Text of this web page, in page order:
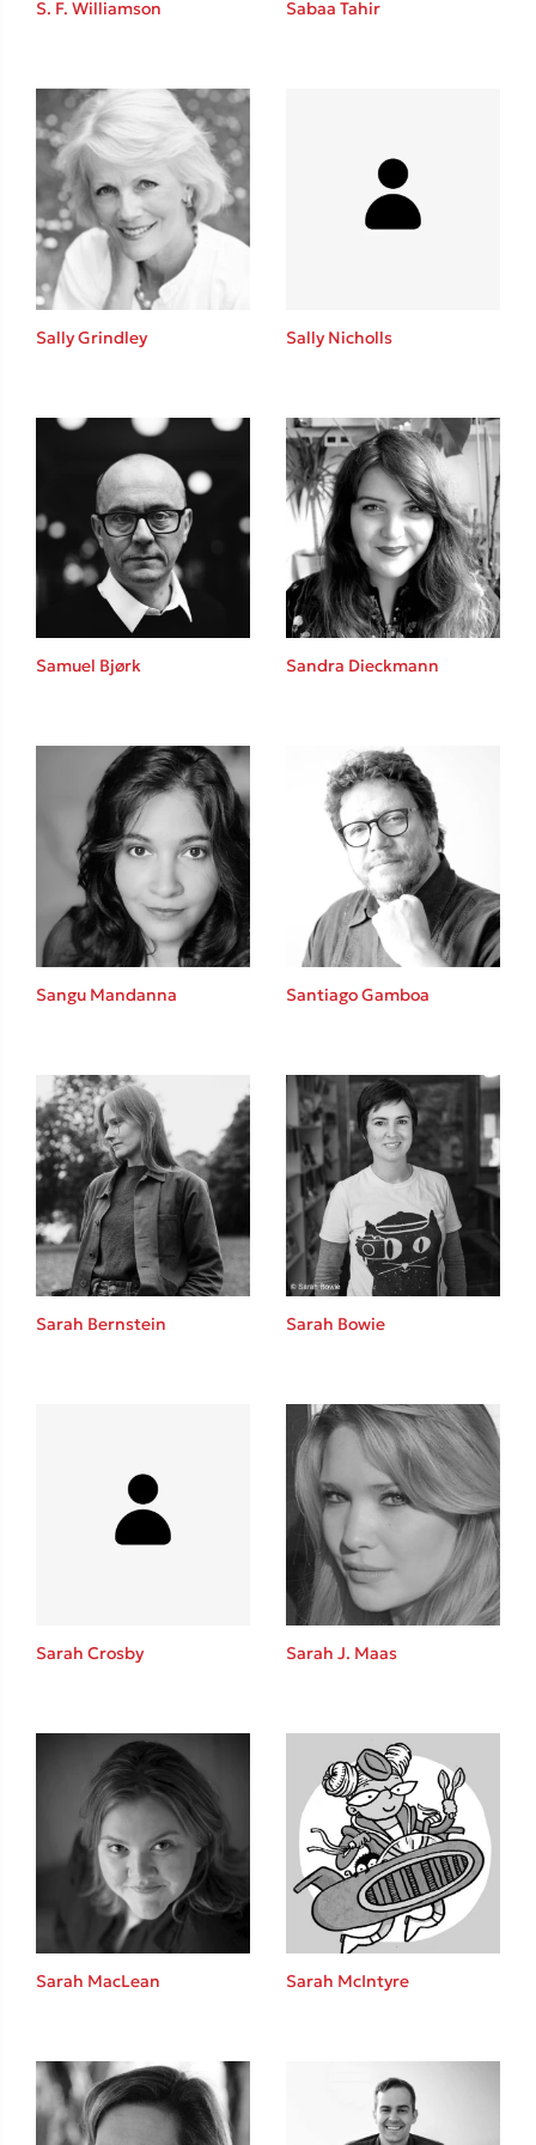
Καθρέφτης
Sebastian Fitzek
Playlist
Στέφανος Ξενάκης
Το λεξικό της ζωής σου
Το λιμάνι μου είσαι εσύ
Ιωάννης Γλωσσόπουλος
Δανάη Δεληγεώργη
Πάνω, κάτω, μπροστά, πίσω
Mel Robbins
Η μέθοδος Αφήστε τους
Δημοφιλείς Συγγραφείς
Φυστίκι ΠουΚυλάει
Παύλος Καστανάς
El Sombrero
Στέφανος Ξενάκης
Sebastian Fitzek
Κατρίνα Τσάνταλη
Mimi Matthews
Benzamin Bécue
Rebecca Yarros
S. F. Williamson Sabaa Tahir
Sally Grindley Sally Nicholls
Samuel Bjørk Sandra Dieckmann
Sangu Mandanna Santiago Gamboa
Sarah Bernstein Sarah Bowie
Sarah Crosby Sarah J. Maas
Sarah MacLean Sarah McIntyre